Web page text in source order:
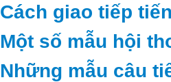
Cách giao tiếp
Một số mẫu hội
Những mẫu câu